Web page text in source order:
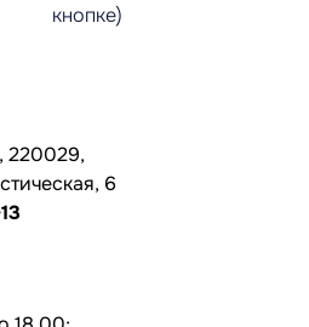
кнопке)
220029,
6